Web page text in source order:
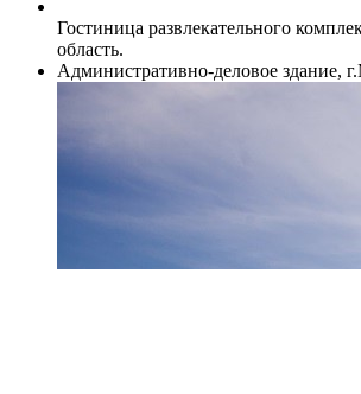
Гостиница развлекательного
область.
Административно-деловое здание,